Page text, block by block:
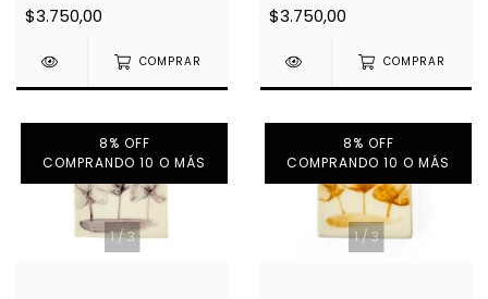
$3.750,00
COMPRAR
$3.750,00
COMPRAR
1/3
8% OFF
COMPRANDO 10 O MÁS
1/3
8% OFF
COMPRANDO 10 O MÁS